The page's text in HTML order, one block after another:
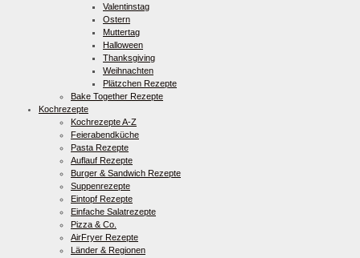
Valentinstag
Ostern
Muttertag
Halloween
Thanksgiving
Weihnachten
Plätzchen Rezepte
Bake Together Rezepte
Kochrezepte
Kochrezepte A-Z
Feierabendküche
Pasta Rezepte
Auflauf Rezepte
Burger & Sandwich Rezepte
Suppenrezepte
Eintopf Rezepte
Einfache Salatrezepte
Pizza & Co.
AirFryer Rezepte
Länder & Regionen